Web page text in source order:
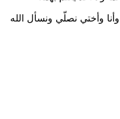
وأختي نصلّي ونسأل الله